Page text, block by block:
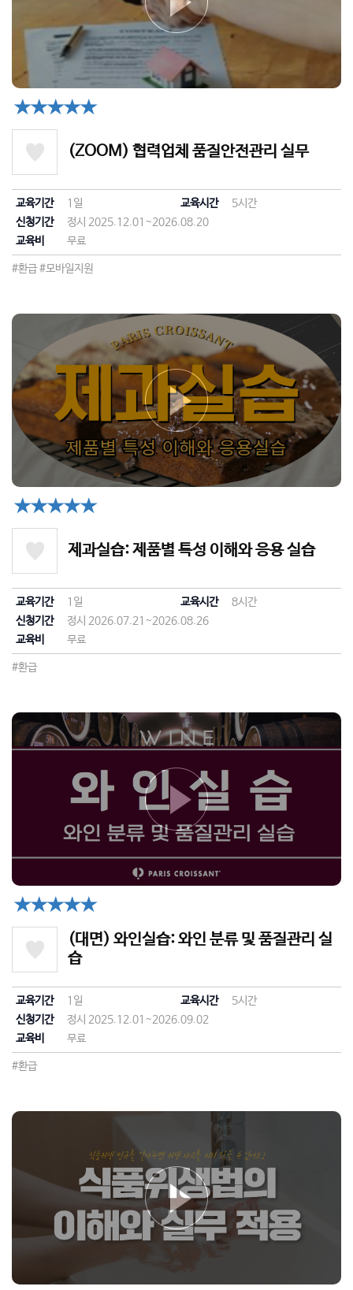
★★★★★
(ZOOM) 협력업체 품질안전관리 실무
교육기간 1일 교육시간
5시간
신청기간
정시 2025.12.01~2026.08.20
교육비
무료
#환급#모바일지원
★★★★★
제과실습: 제품별 특성 이해와 응용 실습
교육기간 1일 교육시간
8시간
신청기간
정시 2026.07.21~2026.08.26
교육비
무료
#환급
★★★★★
(대면) 와인실습: 와인 분류 및 품질관리 실
습
교육기간 1일 교육시간
5시간
신청기간
정시 2025.12.01~2026.09.02
교육비
무료
#환급